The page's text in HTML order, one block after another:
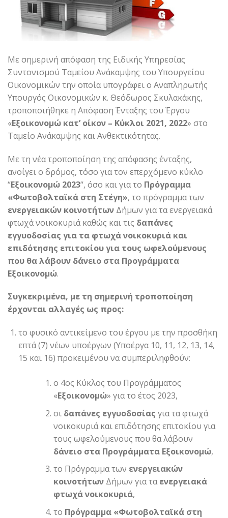
Με σημερινή απόφαση της Ειδικής Υπηρεσίας
Συντονισμού Ταμείου Ανάκαμψης του Υπουργείου
Οικονομικών την οποία υπογράφει ο Αναπληρωτής
Υπουργός Οικονομικών κ. Θεόδωρος Σκυλακάκης,
τροποποιήθηκε η Απόφαση Ένταξης του Έργου
«Εξοικονομώ κατ’ οίκον – Κύκλοι 2021, 2022» στο
Ταμείο Ανάκαμψης και Ανθεκτικότητας.
Με τη νέα τροποποίηση της απόφασης ένταξης,
ανοίγει ο δρόμος, τόσο για τον επερχόμενο κύκλο
“Εξοικονομώ 2023“, όσο και για το Πρόγραμμα
«Φωτοβολταϊκά στη Στέγη», το πρόγραμμα των
ενεργειακών κοινοτήτων Δήμων για τα ενεργειακά
φτωχά νοικοκυριά καθώς και τις δαπάνες
εγγυοδοσίας για τα φτωχά νοικοκυριά και
επιδότησης επιτοκίου για τους ωφελούμενους
που θα λάβουν δάνειο στα Προγράμματα
Εξοικονομώ.
Συγκεκριμένα, με τη σημερινή τροποποίηση
έρχονται αλλαγές ως προς:
το φυσικό αντικείμενο του έργου με την προσθήκη
επτά (7) νέων υποέργων (Υποέργα 10, 11, 12, 13, 14,
15 και 16) προκειμένου να συμπεριληφθούν:
ο 4ος Κύκλος του Προγράμματος
«Εξοικονομώ» για το έτος 2023,
οι δαπάνες εγγυοδοσίας για τα φτωχά
νοικοκυριά και επιδότησης επιτοκίου για
τους ωφελούμενους που θα λάβουν
δάνειο στα Προγράμματα Εξοικονομώ,
το Πρόγραμμα των ενεργειακών
κοινοτήτωνΔήμων για ταενεργειακά
φτωχά νοικοκυριά,
το Πρόγραμμα «Φωτοβολταϊκά στη